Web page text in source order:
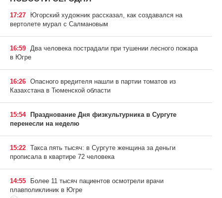
17:27
Югорский художник рассказал, как создавался на
вертолете мурал с Салмановым
16:59
Два человека пострадали при тушении лесного пожара
в Югре
16:26 Опасного вредителя нашли в партии томатов из
Казахстана в Тюменской области
15:54 Празднование Дня физкультурника в Сургуте
перенесли на неделю
15:22 Такса пять тысяч: в Сургуте женщина за деньги
прописала в квартире 72 человека
14:55
Более 11 тысяч пациентов осмотрели врачи
плавполиклиник в Югре